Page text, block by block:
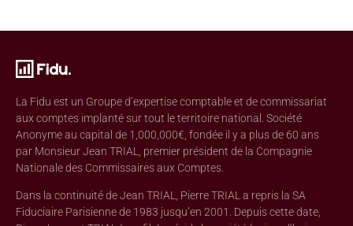
La Fidu est un Groupe d’expertise comptable et de commissariat
aux comptes implanté sur tout le territoire national. Société
Anonyme au capital de 1,000,000€, fondée il y a plus de 60 ans
par Monsieur Jean TRIAL, premier président de la Compagnie
Nationale des Commissaires aux Comptes.
Dans la continuité de Jean TRIAL, Pierre TRIAL a repris la SA
Fiduciaire Parisienne de 1983 jusqu’en 2001. Depuis cette date,